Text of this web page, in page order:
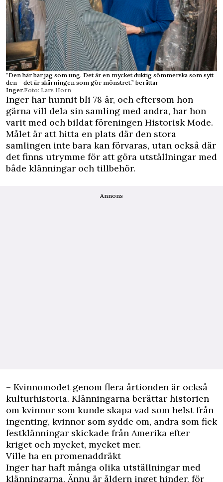
”Den här bar jag som ung. Det är en mycket duktig sömmerska som sytt
den – det är skärningen som gör mönstret.” berättar
Inger.Foto: Lars Horn
Inger har hunnit bli 78 år, och eftersom hon
gärna vill dela sin samling med andra, har hon
varit med och bildat föreningen Historisk Mode.
Målet är att hitta en plats där den stora
samlingen inte bara kan förvaras, utan också där
det finns utrymme för att göra utställningar med
både klänningar och tillbehör.
Annons
– Kvinnomodet genom flera årtionden är också
kulturhistoria. Klänningarna berättar historien
om kvinnor som kunde skapa vad som helst från
ingenting, kvinnor som sydde om, andra som fick
festklänningar skickade från Amerika efter
kriget och mycket, mycket mer.
Ville ha en promenaddräkt
Inger har haft många olika utställningar med
klänningarna. Ännu är åldern inget hinder, för